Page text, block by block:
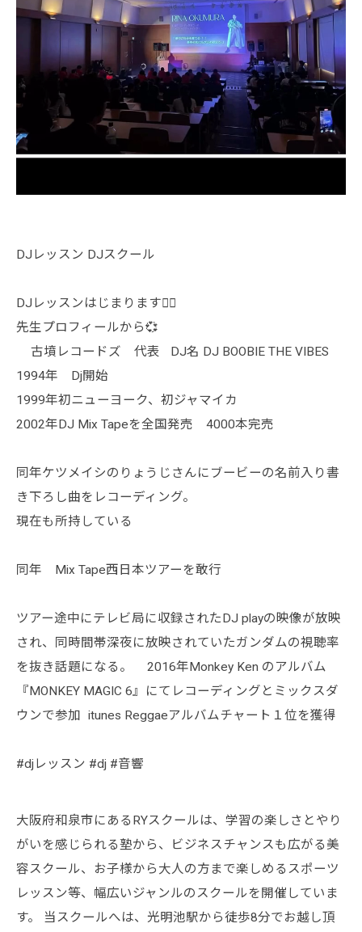
DJレッスン DJスクール
DJレッスンはじまります🙇‍♀️
先生プロフィールから💞
古墳レコードズ 代表 DJ名 DJ BOOBIE THE VIBES
1994年 Dj開始
1999年初ニューヨーク、初ジャマイカ
2002年DJ Mix Tapeを全国発売 4000本完売
同年ケツメイシのりょうじさんにブービーの名前入り書
き下ろし曲をレコーディング。
現在も所持している
同年 Mix Tape西日本ツアーを敢行
ツアー途中にテレビ局に収録されたDJ playの映像が放映
され、同時間帯深夜に放映されていたガンダムの視聴率
を抜き話題になる。 2016年Monkey Ken のアルバム
『MONKEY MAGIC 6』にてレコーディングとミックスダ
ウンで参加 itunes Reggaeアルバムチャート１位を獲得
#djレッスン #dj #音響
大阪府和泉市にあるRYスクールは、学習の楽しさとやり
がいを感じられる塾から、ビジネスチャンスも広がる美
容スクール、お子様から大人の方まで楽しめるスポーツ
レッスン等、幅広いジャンルのスクールを開催していま
す。 当スクールへは、光明池駅から徒歩8分でお越し頂